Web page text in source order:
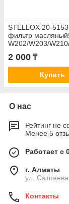
STELLOX 20-
фильтр
W202/W203/
2 000 ₸
Купить
О нас
Рейтинг не
Менее 5
Работает с
г. Алматы
ул.
Контакты